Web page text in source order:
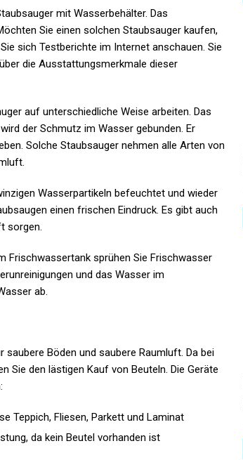
mit Wasserbehälter. Das
Sie einen solchen Staubsauger kaufen,
sich Testberichte im Internet anschauen. Sie
die Ausstattungsmerkmale dieser
auf unterschiedliche Weise arbeiten. Das
der Schmutz im Wasser gebunden. Er
Solche Staubsauger nehmen alle Arten von
Wasserpartikeln befeuchtet und wieder
einen frischen Eindruck. Es gibt auch
sorgen.
Frischwassertank sprühen Sie Frischwasser
und das Wasser im
ab.
Böden und saubere Raumluft. Da bei
Sie den lästigen Kauf von Beuteln. Die Geräte
Teppich, Fliesen, Parkett und Laminat
da kein Beutel vorhanden ist